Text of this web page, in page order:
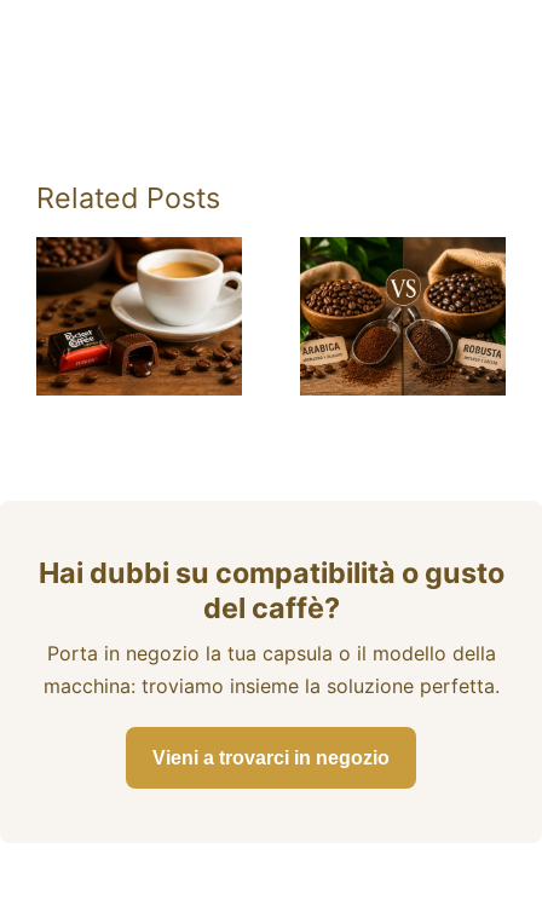
Related Posts
Pocket
e tutto quello
che c’è da
scegliere
Hai dubbi su compatibilità o gusto
del caffè?
Porta in negozio la tua capsula o il modello della
macchina: troviamo insieme la soluzione perfetta.
Vieni a trovarci in negozio